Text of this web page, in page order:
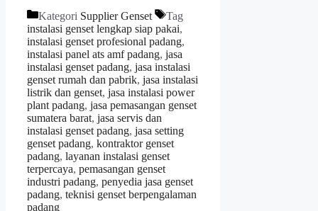
Kategori Supplier Genset
Tag
instalasi genset lengkap siap pakai,
instalasi genset profesional padang,
instalasi panel ats amf padang, jasa
instalasi genset padang, jasa instalasi
genset rumah dan pabrik, jasa instalasi
listrik dan genset, jasa instalasi power
plant padang, jasa pemasangan genset
sumatera barat, jasa servis dan
instalasi genset padang, jasa setting
genset padang, kontraktor genset
padang, layanan instalasi genset
terpercaya, pemasangan genset
industri padang, penyedia jasa genset
padang, teknisi genset berpengalaman
padang